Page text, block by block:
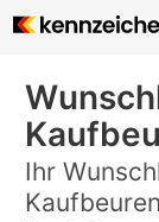
Ihr